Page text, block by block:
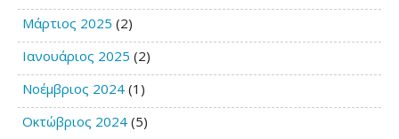
Μάρτιος 2025 (2)
Ιανουάριος 2025 (2)
Νοέμβριος 2024 (1)
Οκτώβριος 2024 (5)